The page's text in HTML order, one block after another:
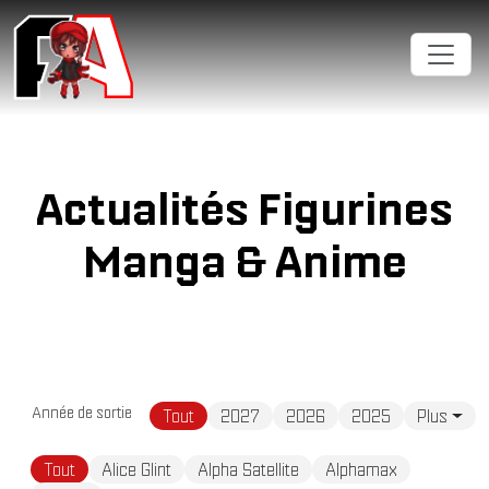
Actualités Figurines
Manga & Anime
Année de sortie Tout 2027 2026 2025 Plus
Tout Alice Glint Alpha Satellite
Alphamax
Cookies management panel